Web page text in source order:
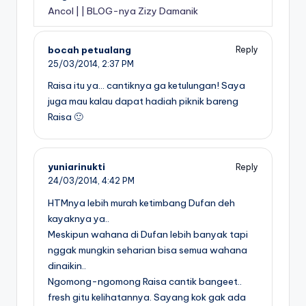
Ancol | | BLOG-nya Zizy Damanik
bocah petualang
Reply
25/03/2014, 2:37 PM
Raisa itu ya… cantiknya ga ketulungan! Saya
juga mau kalau dapat hadiah piknik bareng
Raisa 🙂
yuniarinukti
Reply
24/03/2014, 4:42 PM
HTMnya lebih murah ketimbang Dufan deh
kayaknya ya..
Meskipun wahana di Dufan lebih banyak tapi
nggak mungkin seharian bisa semua wahana
dinaikin..
Ngomong-ngomong Raisa cantik bangeet..
fresh gitu kelihatannya. Sayang kok gak ada